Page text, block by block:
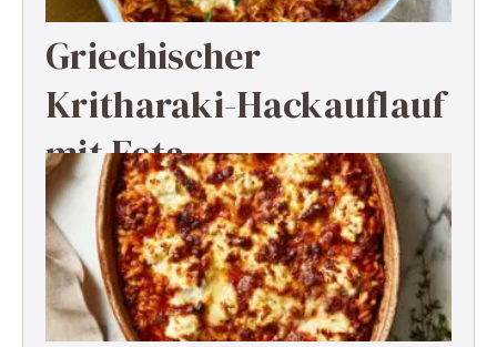
Griechischer
Kritharaki-Hackauflauf
mit Feta